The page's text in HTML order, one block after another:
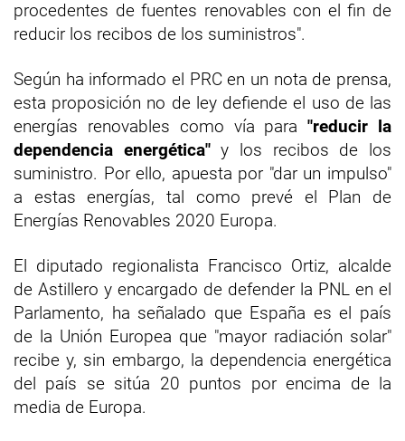
procedentes de fuentes renovables con el fin de
reducir los recibos de los suministros".
Según ha informado el PRC en un nota de prensa,
esta proposición no de ley defiende el uso de las
energías renovables como vía para"reducir la
dependencia energética"y los recibos de los
suministro. Por ello, apuesta por "dar un impulso"
a estas energías, tal como prevé el Plan de
Energías Renovables 2020 Europa.
El diputado regionalista Francisco Ortiz, alcalde
de Astillero y encargado de defender la PNL en el
Parlamento, ha señalado que España es el país
de la Unión Europea que "mayor radiación solar"
recibe y, sin embargo, la dependencia energética
del país se sitúa 20 puntos por encima de la
media de Europa.